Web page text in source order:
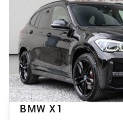
BMW X1